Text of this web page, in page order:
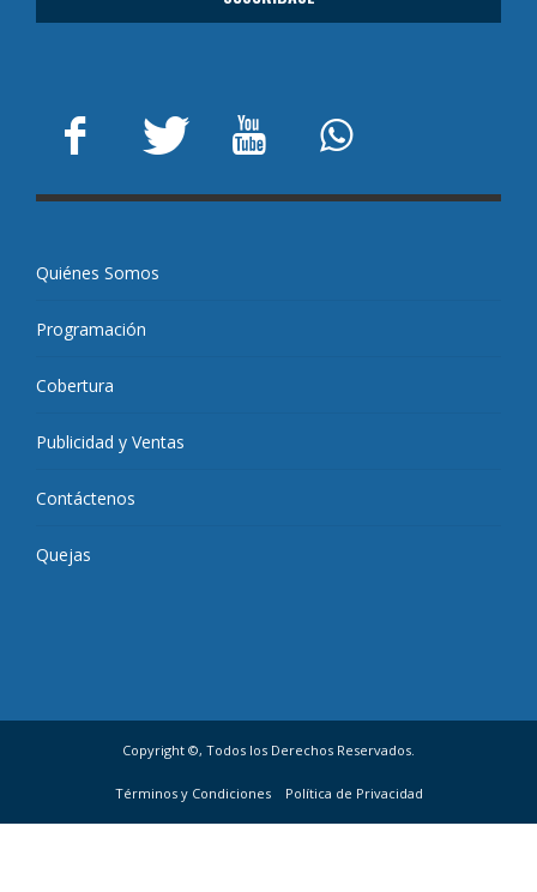
Quiénes Somos
Programación
Cobertura
Publicidad y Ventas
Contáctenos
Quejas
Copyright ©, Todos los Derechos Reservados.
Términos y Condiciones Política de Privacidad